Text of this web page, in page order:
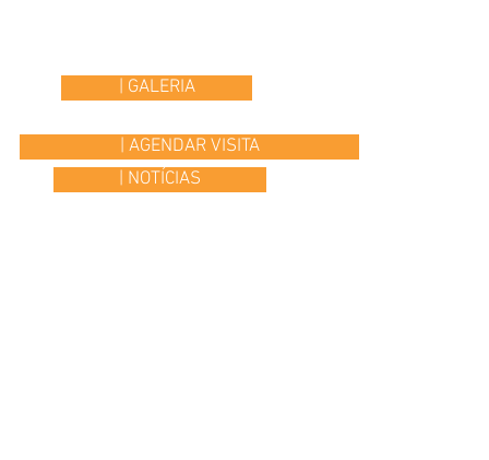
| GALERIA
| AGENDAR VISITA
| NOTÍCIAS